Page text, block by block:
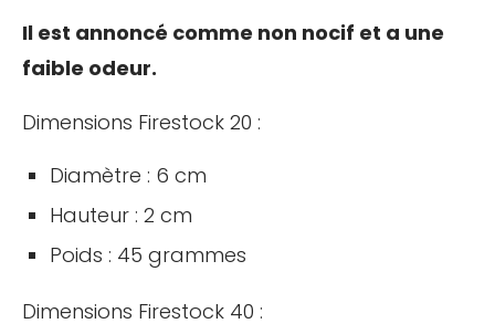
Il est annoncé comme non nocif et a une
faible odeur.
Dimensions Firestock 20 :
Diamètre : 6 cm
Hauteur : 2 cm
Poids : 45 grammes
Dimensions Firestock 40 :